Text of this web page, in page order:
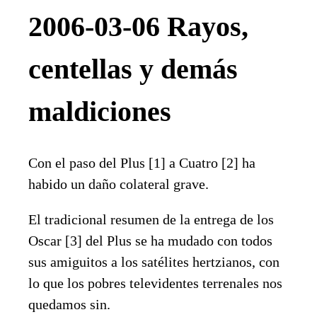
2006-03-06 Rayos,
centellas y demás
maldiciones
Con el paso del Plus [1] a Cuatro [2] ha
habido un daño colateral grave.
El tradicional resumen de la entrega de los
Oscar [3] del Plus se ha mudado con todos
sus amiguitos a los satélites hertzianos, con
lo que los pobres televidentes terrenales nos
quedamos sin.